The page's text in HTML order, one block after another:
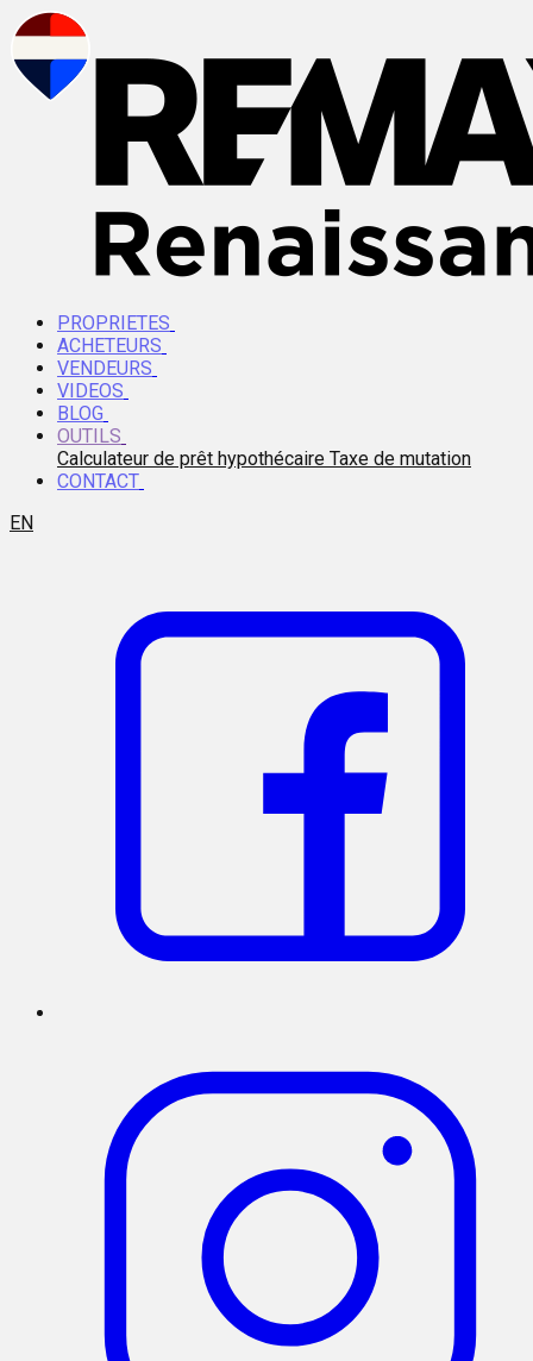
PROPRIETES
ACHETEURS
VENDEURS
VIDEOS
BLOG
OUTILS
Calculateur de prêt hypothécaire Taxe de mutation
CONTACT
EN